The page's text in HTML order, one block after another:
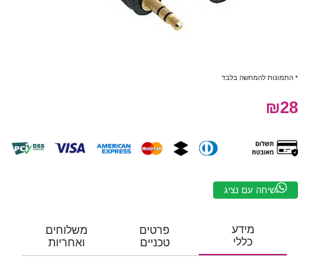
* התמונות להמחשה בלבד
₪28
שיחה עם נציג
מידע
כללי
פרטים
טכניים
משלוחים
ואחריות